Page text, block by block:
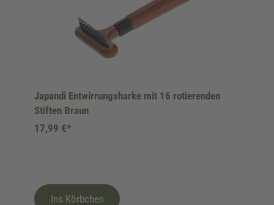
Japandi Entwirrungsharke mit 16 rotierenden
Stiften Braun
17,99 €*
Ins Körbchen